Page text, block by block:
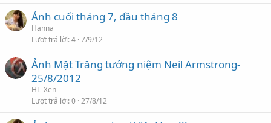
Ảnh cuối tháng 7, đầu tháng 8
Hanna
Lượt trả lời 4 7/9/12
Ảnh Mặt Trăng tưởng niệm Neil Armstrong-
25/8/2012
HL_Xen
Lượt trả lời 0 27/8/12